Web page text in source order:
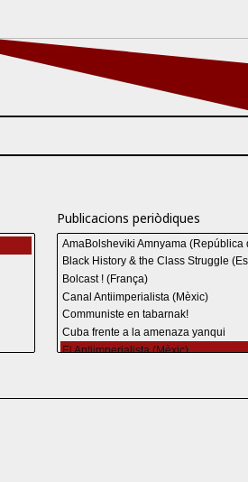
Publicacions periòdiques